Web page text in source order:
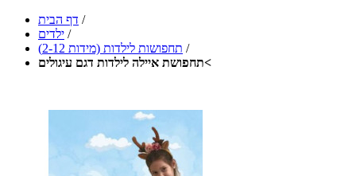
דף הבית /
ילדים /
תחפושות לילדות (מידות 2-12) /
תחפושת איילה לילדות דגם עיגולים<